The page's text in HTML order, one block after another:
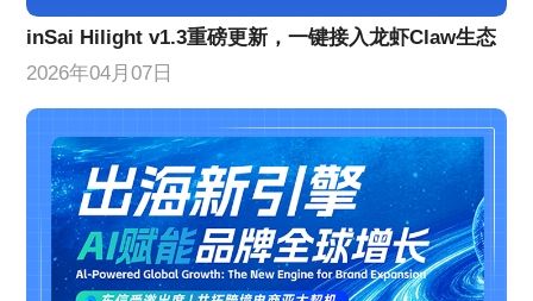
inSai Hilight v1.3重磅更新，一键接入龙虾Claw生态
2026年04月07日